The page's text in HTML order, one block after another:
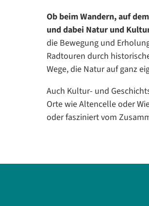
Ob beim Wandern, auf
und dabei Natur und
die Bewegung und
Radtouren durch
Wege, die Natur auf ganz
Auch Kultur- und
Orte wie Altencelle oder
oder fasziniert vom